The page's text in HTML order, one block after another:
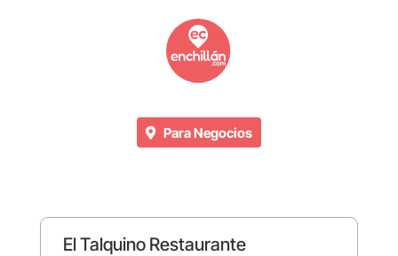
Para Negocios
El Talquino Restaurante